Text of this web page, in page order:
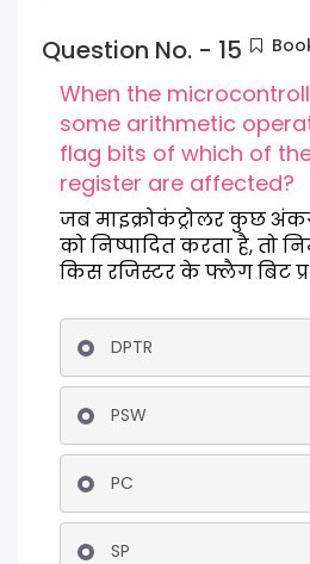
Question No. - 15
When the
some arithmetic
flag bits of which of
register are affected?
जब माइक्रोकंट्रोलर कुछ
को निष्पादित करता है, तो
किस रजिस्टर के फ्लैग बिट
DPTR
PSW
PC
SP